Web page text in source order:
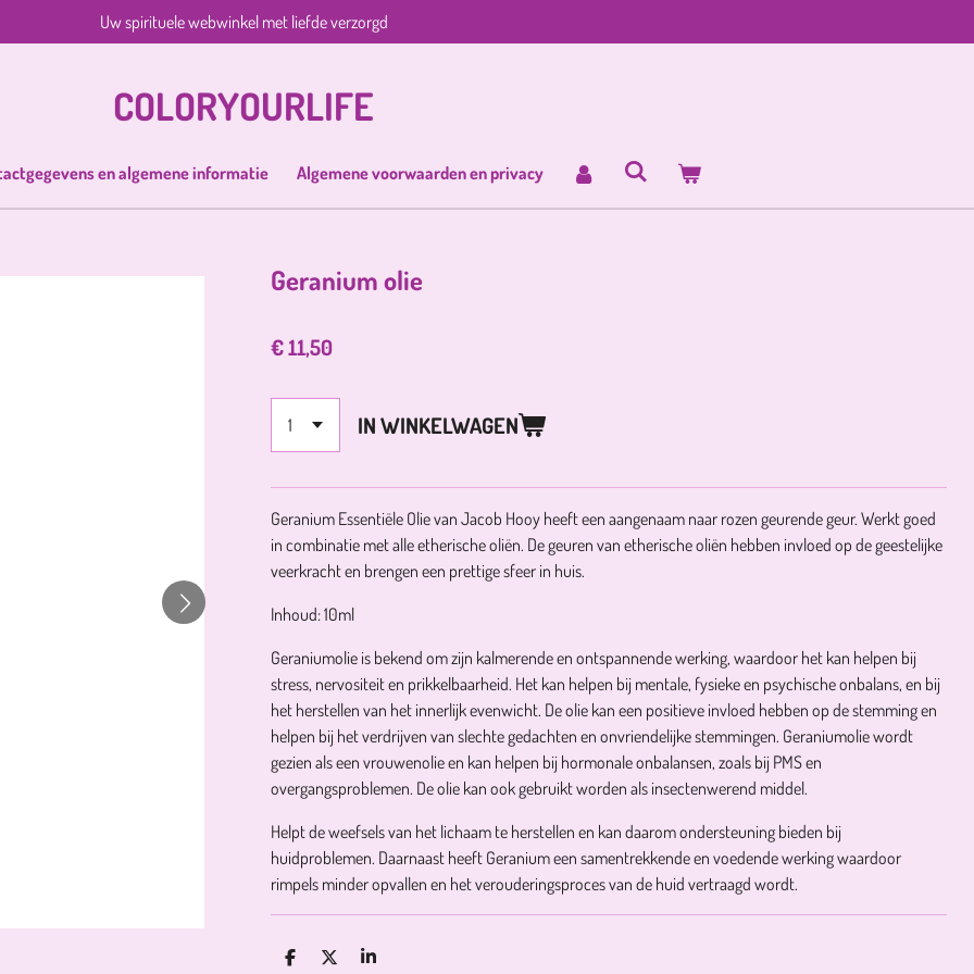
Uw spirituele webwinkel met liefde verzorgd
COLORYOURLIFE
en algemene informatie Algemene voorwaarden en privacy
Geranium olie
€ 11,50
IN WINKELWAGEN
Geranium Essentiële Olie van Jacob Hooy heeft een aangenaam naar rozen geurende geur. Werkt goed
in combinatie met alle etherische oliën. De geuren van etherische oliën hebben invloed op de geestelijke
veerkracht en brengen een prettige sfeer in huis.
Inhoud: 10ml
Geraniumolie is bekend om zijn kalmerende en ontspannende werking, waardoor het kan helpen bij
stress, nervositeit en prikkelbaarheid. Het kan helpen bij mentale, fysieke en psychische onbalans, en bij
het herstellen van het innerlijk evenwicht. De olie kan een positieve invloed hebben op de stemming en
helpen bij het verdrijven van slechte gedachten en onvriendelijke stemmingen. Geraniumolie wordt
gezien als een vrouwenolie en kan helpen bij hormonale onbalansen, zoals bij PMS en
overgangsproblemen. De olie kan ook gebruikt worden als insectenwerend middel.
Helpt de weefsels van het lichaam te herstellen en kan daarom ondersteuning bieden bij
huidproblemen. Daarnaast heeft Geranium een samentrekkende en voedende werking waardoor
rimpels minder opvallen en het verouderingsproces van de huid vertraagd wordt.
D
D
S